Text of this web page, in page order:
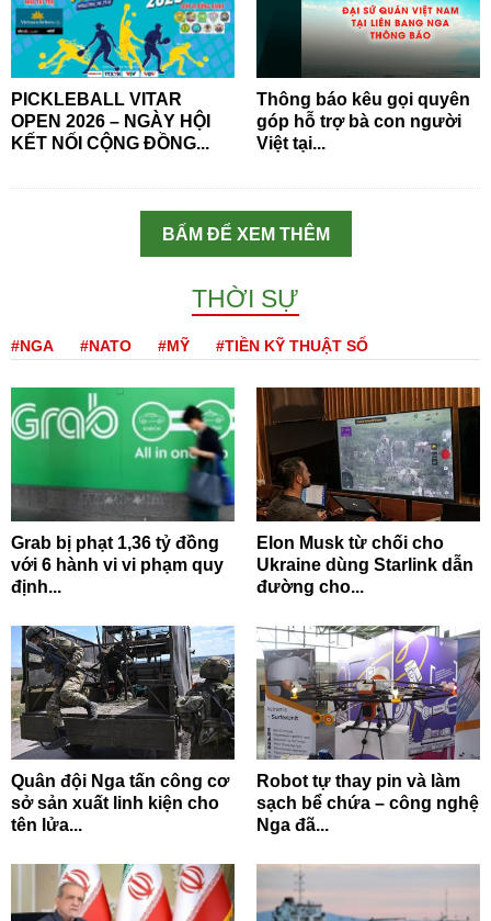
PICKLEBALL VITAR
OPEN 2026 – NGÀY HỘI
KẾT NỐI CỘNG ĐỒNG...
Thông báo kêu gọi quyên
góp hỗ trợ bà con người
Việt tại...
BẤM ĐỂ XEM THÊM
THỜI SỰ
#NGA #NATO #MỸ #TIỀN KỸ THUẬT SỐ
Grab bị phạt 1,36 tỷ đồng
với 6 hành vi vi phạm quy
định...
Elon Musk từ chối cho
Ukraine dùng Starlink dẫn
đường cho...
Quân đội Nga tấn công cơ
sở sản xuất linh kiện cho
tên lửa...
Robot tự thay pin và làm
sạch bể chứa – công nghệ
Nga đã...